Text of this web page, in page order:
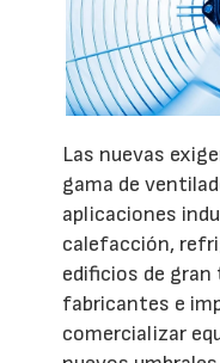
Las nuevas
gama de
aplicaciones
calefacción,
edificios de gran
fabricantes e
comercializar